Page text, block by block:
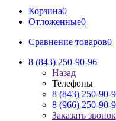
Корзина0
Отложенные0
Сравнение товаров0
8 (843) 250-90-96
Назад
Телефоны
8 (843) 250-90-
8 (966) 250-90-
Заказать звонок